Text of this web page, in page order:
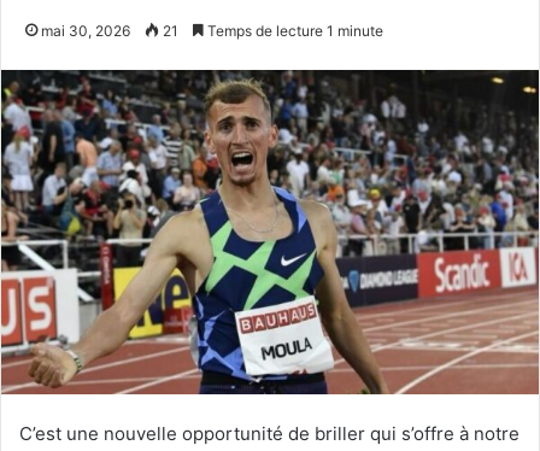
mai 30, 2026 21 Temps de lecture 1 minute
C’est une nouvelle opportunité de briller qui s’offre à notre